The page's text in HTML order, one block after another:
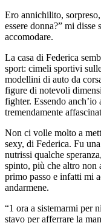
Ero annichilito,
essere donna?” mi
accomodare.
La casa di Federica
sport: cimeli sportivi
modellini di auto da
figure di notevoli
fighter. Essendo anch’io
tremendamente
Non ci volle molto a
sexy, di Federica. Fu
nutrissi qualche
spinto, più che altro non
primo passo e infatti mi
andarmene.
“1 ora a sistemarmi per
stavo per afferrare la